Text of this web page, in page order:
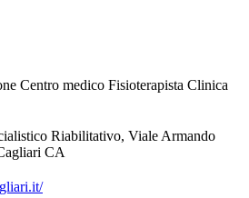
Centro medico Fisioterapista Clinica
Riabilitativo, Viale Armando
CA